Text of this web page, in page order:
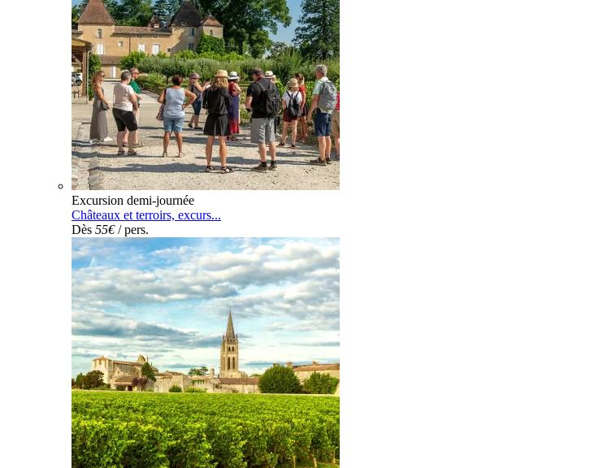
Excursion demi-journée
Châteaux et terroirs, excurs...
Dès 55€/ pers.